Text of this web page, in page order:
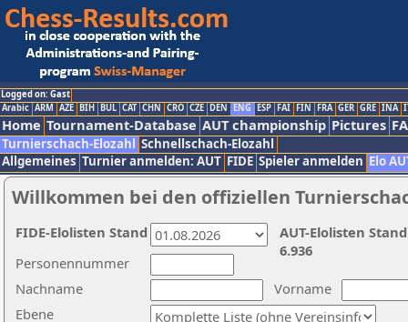
Logged on: Gast
Arabic ARM AZE BIH BUL CAT CHN CRO CZE DEN ENG ESP FAI FIN FRA GER GRE INA
Home Tournament-Database AUT championship Pictures
Turnierschach-Elozahl Schnellschach-Elozahl
Allgemeines Turnier anmelden: AUT FIDE Spieler anmelden Elo
Willkommen bei den offiziellen
Nachname
Vorname
Ebene
Personennummer
AUT-Elolisten
6.936
FIDE-Elolisten Stand